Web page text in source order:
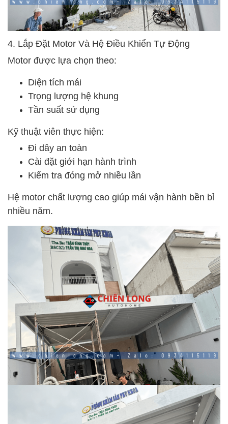
4. Lắp Đặt Motor Và Hệ Điều Khiển Tự Động
Motor được lựa chọn theo:
Diện tích mái
Trọng lượng hệ khung
Tần suất sử dụng
Kỹ thuật viên thực hiện:
Đi dây an toàn
Cài đặt giới hạn hành trình
Kiểm tra đóng mở nhiều lần
Hệ motor chất lượng cao giúp mái vận hành bền bỉ
nhiều năm.